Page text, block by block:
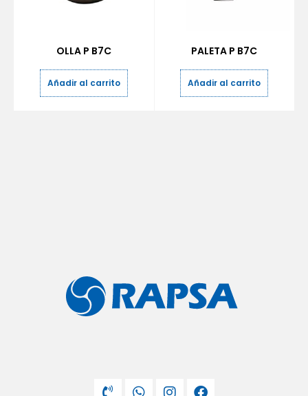
OLLA P B7C
Añadir al carrito
PALETA P B7C
Añadir al carrito